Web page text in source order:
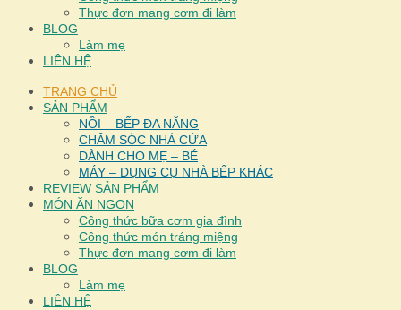
Thực đơn mang cơm đi làm
BLOG
Làm mẹ
LIÊN HỆ
TRANG CHỦ
SẢN PHẨM
NỒI – BẾP ĐA NĂNG
CHĂM SÓC NHÀ CỬA
DÀNH CHO MẸ – BÉ
MÁY – DỤNG CỤ NHÀ BẾP KHÁC
REVIEW SẢN PHẨM
MÓN ĂN NGON
Công thức bữa cơm gia đình
Công thức món tráng miệng
Thực đơn mang cơm đi làm
BLOG
Làm mẹ
LIÊN HỆ